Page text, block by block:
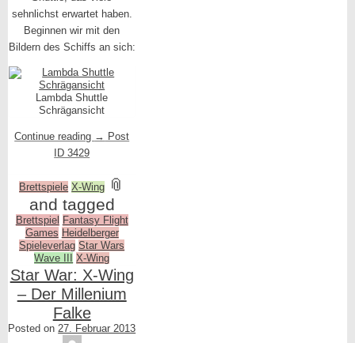
sehnlichst erwartet haben.
Beginnen wir mit den
Bildern des Schiffs an sich:
Lambda Shuttle
Schrägansicht
Continue reading → Post
ID 3429
Brettspiele X-Wing 📎
and tagged
Brettspiel Fantasy Flight
Games Heidelberger
Spieleverlag Star Wars
Wave III
X-Wing
Star War: X-Wing
– Der Millenium
Falke
Posted on 27. Februar 2013